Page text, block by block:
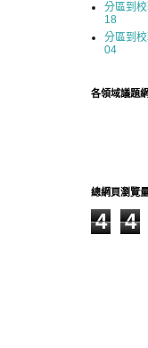
分區到
18
分區到
04
各領域議題
總網頁瀏覽
4 4